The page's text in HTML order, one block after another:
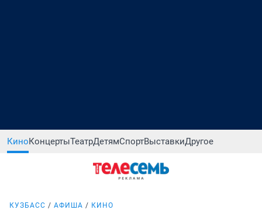
КиноКонцертыТеатрДетямСпортВыставкиДругое
КУЗБАСС АФИША КИНО